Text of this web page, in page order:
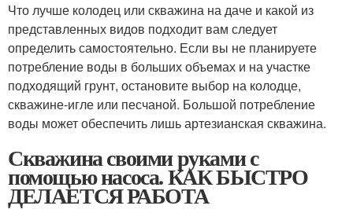
Что лучше колодец или скважина на даче и какой из
представленных видов подходит вам следует
определить самостоятельно. Если вы не планируете
потребление воды в больших объемах и на участке
подходящий грунт, остановите выбор на колодце,
скважине-игле или песчаной. Большой потребление
воды может обеспечить лишь артезианская скважина.
Скважина своими руками с
помощью насоса. КАК БЫСТРО
ДЕЛАЕТСЯ РАБОТА